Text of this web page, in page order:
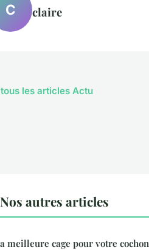
C claire
les articles Actu
autres articles
meilleure cage pour votre cochon